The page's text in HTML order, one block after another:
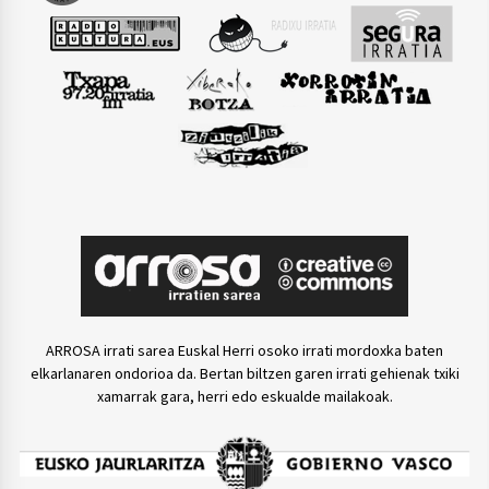
ARROSA irrati sarea Euskal Herri osoko irrati mordoxka baten
elkarlanaren ondorioa da. Bertan biltzen garen irrati gehienak txiki
xamarrak gara, herri edo eskualde mailakoak.